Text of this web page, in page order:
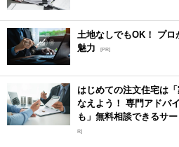
土地なしでもOK！ プ
魅力
[PR]
はじめての注文住宅は
なえよう！ 専門アドバ
も」無料相談できるサ
R]